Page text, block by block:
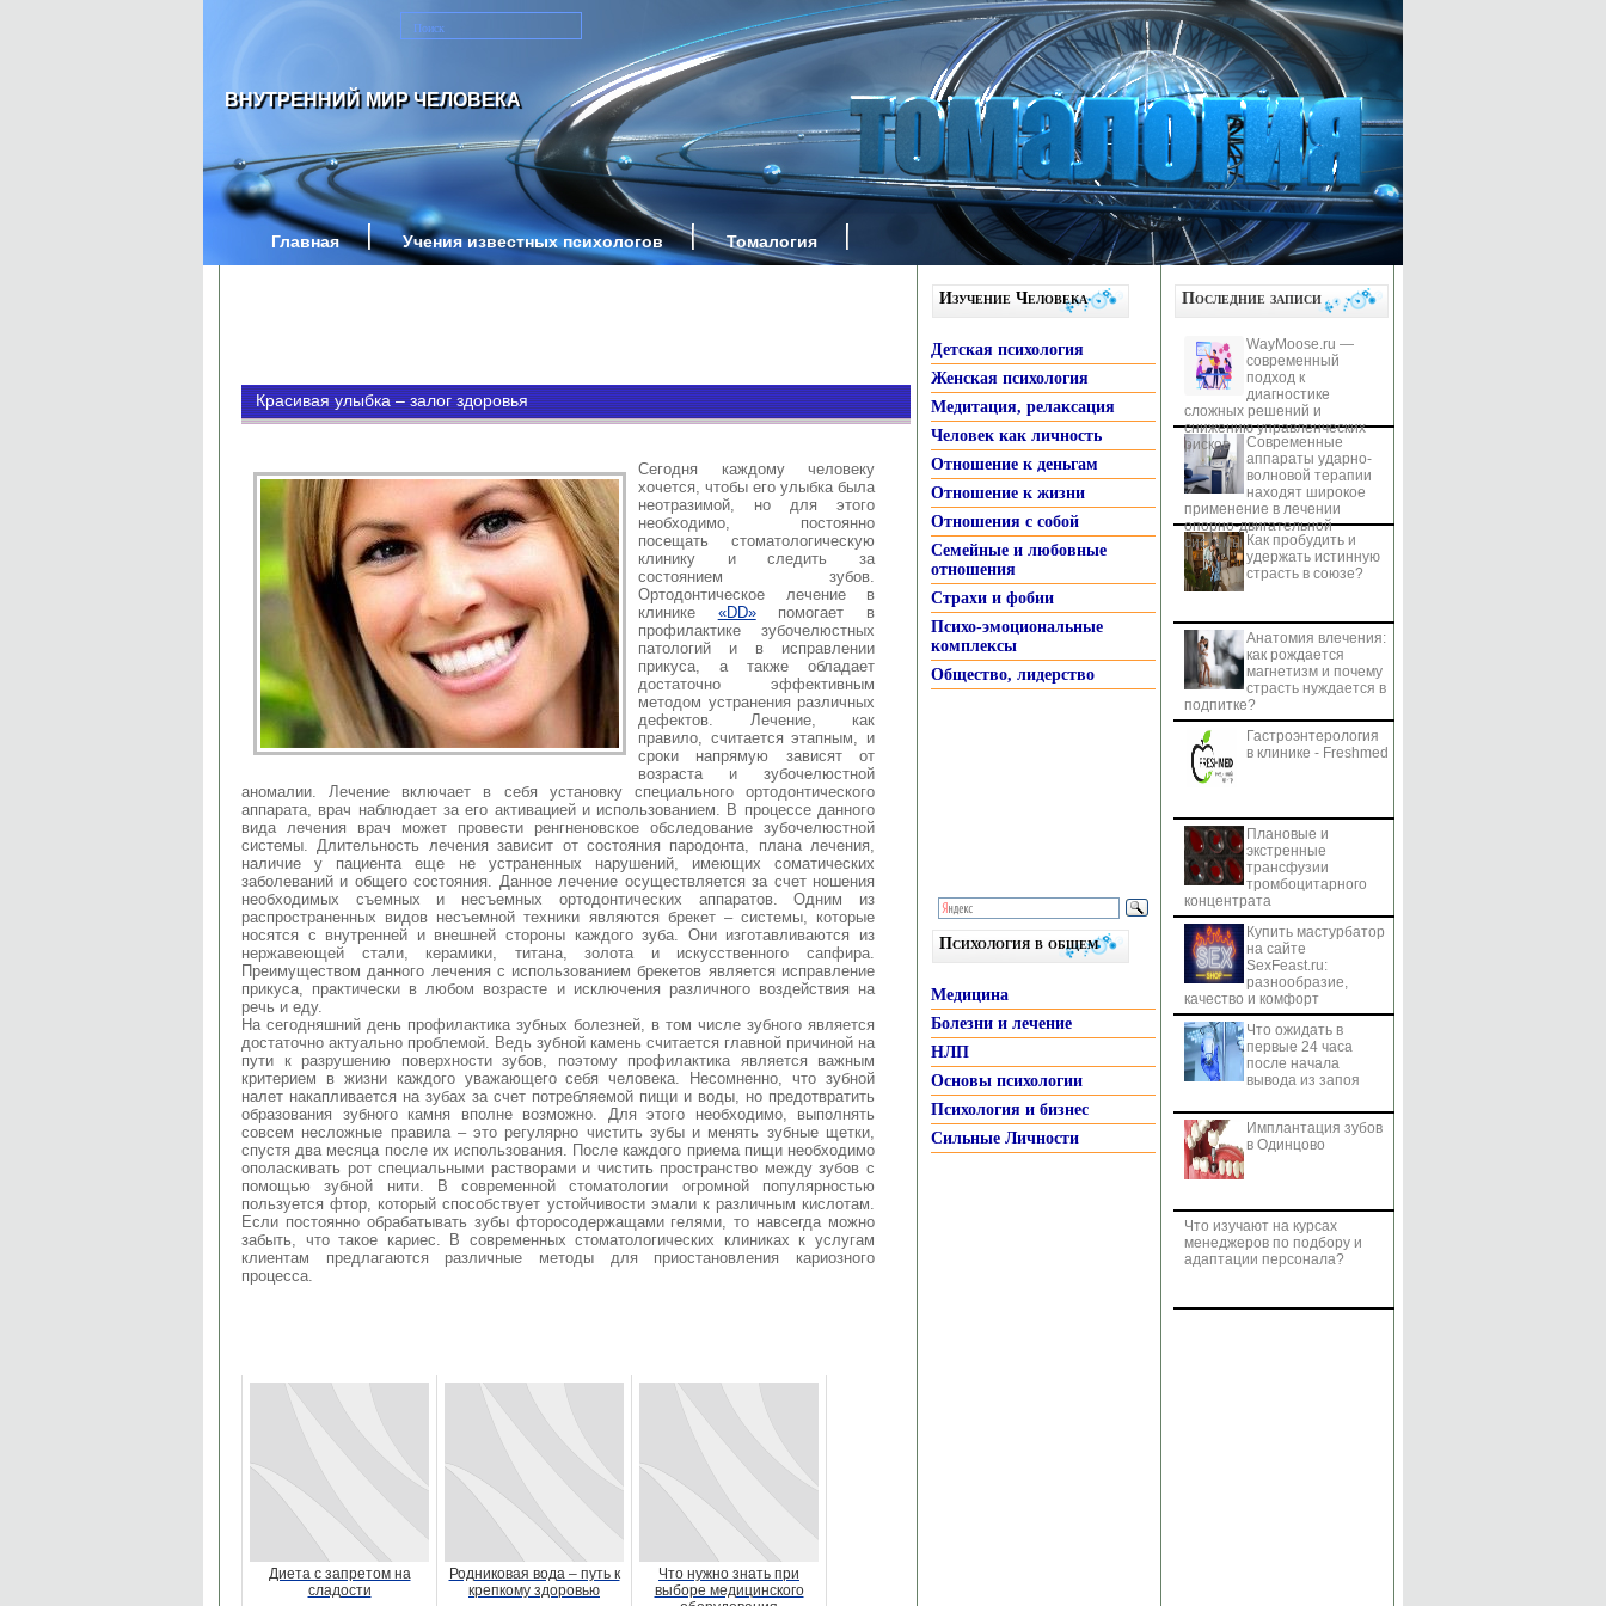
ВНУТРЕННИЙ МИР ЧЕЛОВЕКА
Главная Учения известных психологов Томалогия
Красивая улыбка – залог здоровья
Сегодня каждому человеку
хочется, чтобы его улыбка была
неотразимой, но для этого
необходимо, постоянно
посещать стоматологическую
клинику и следить за
состоянием зубов.
Ортодонтическое лечение в
клинике «DD»помогает в
профилактике зубочелюстных
патологий и в исправлении
прикуса, а также обладает
достаточно эффективным
методом устранения различных
дефектов. Лечение, как
правило, считается этапным, и
сроки напрямую зависят от
возраста и зубочелюстной
аномалии. Лечение включает в себя установку специального ортодонтического
аппарата, врач наблюдает за его активацией и использованием. В процессе данного
вида лечения врач может провести ренгненовское обследование зубочелюстной
системы. Длительность лечения зависит от состояния пародонта, плана лечения,
наличие у пациента еще не устраненных нарушений, имеющих соматических
заболеваний и общего состояния. Данное лечение осуществляется за счет ношения
необходимых съемных и несъемных ортодонтических аппаратов. Одним из
распространенных видов несъемной техники являются брекет – системы, которые
носятся с внутренней и внешней стороны каждого зуба. Они изготавливаются из
нержавеющей стали, керамики, титана, золота и искусственного сапфира.
Преимуществом данного лечения с использованием брекетов является исправление
прикуса, практически в любом возрасте и исключения различного воздействия на
речь и еду.
На сегодняшний день профилактика зубных болезней, в том числе зубного является
достаточно актуально проблемой. Ведь зубной камень считается главной причиной на
пути к разрушению поверхности зубов, поэтому профилактика является важным
критерием в жизни каждого уважающего себя человека. Несомненно, что зубной
налет накапливается на зубах за счет потребляемой пищи и воды, но предотвратить
образования зубного камня вполне возможно. Для этого необходимо, выполнять
совсем несложные правила – это регулярно чистить зубы и менять зубные щетки,
спустя два месяца после их использования. После каждого приема пищи необходимо
ополаскивать рот специальными растворами и чистить пространство между зубов с
помощью зубной нити. В современной стоматологии огромной популярностью
пользуется фтор, который способствует устойчивости эмали к различным кислотам.
Если постоянно обрабатывать зубы фторосодержащами гелями, то навсегда можно
забыть, что такое кариес. В современных стоматологических клиниках к услугам
клиентам предлагаются различные методы для приостановления кариозного
процесса.
Диета с запретом на
сладости
Родниковая вода – путь к
крепкому здоровью
Что нужно знать при
выборе медицинского
Изучение Человека
Детская психология
Женская психология
Медитация, релаксация
Человек как личность
Отношение к деньгам
Отношение к жизни
Отношения с собой
Семейные и любовные
отношения
Страхи и фобии
Психо-эмоциональные
комплексы
Общество, лидерство
Психология в общем
Медицина
Болезни и лечение
НЛП
Основы психологии
Психология и бизнес
Сильные Личности
Последние записи
WayMoose.ru —
современный
подход к
диагностике
сложных решений и
снижению управленческих
рисков
Современные
аппараты ударно-
волновой терапии
находят широкое
применение в лечении
опорно-двигательной
системы Как пробудить и
удержать истинную
страсть в союзе?
Анатомия влечения:
как рождается
магнетизм и почему
страсть нуждается в
подпитке?
Гастроэнтерология
в клинике - Freshmed
Плановые и
экстренные
трансфузии
тромбоцитарного
концентрата
Купить мастурбатор
на сайте
SexFeast.ru:
разнообразие,
качество и комфорт
Что ожидать в
первые 24 часа
после начала
вывода из запоя
Имплантация зубов
в Одинцово
Что изучают на курсах
менеджеров по подбору и
адаптации персонала?